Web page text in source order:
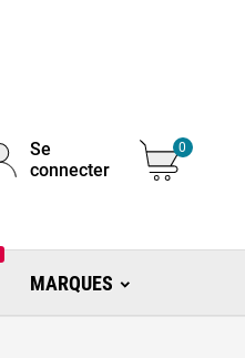
Se
connecter
0
MARQUES